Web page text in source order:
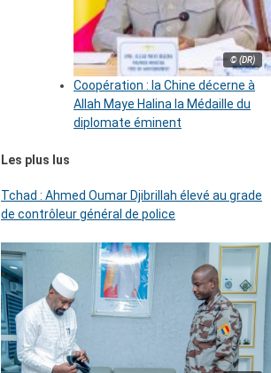
© (DR)
Coopération : la Chine décerne à
Allah Maye Halina la Médaille du
diplomate éminent
Les plus lus
Tchad : Ahmed Oumar Djibrillah élevé au grade
de contrôleur général de police